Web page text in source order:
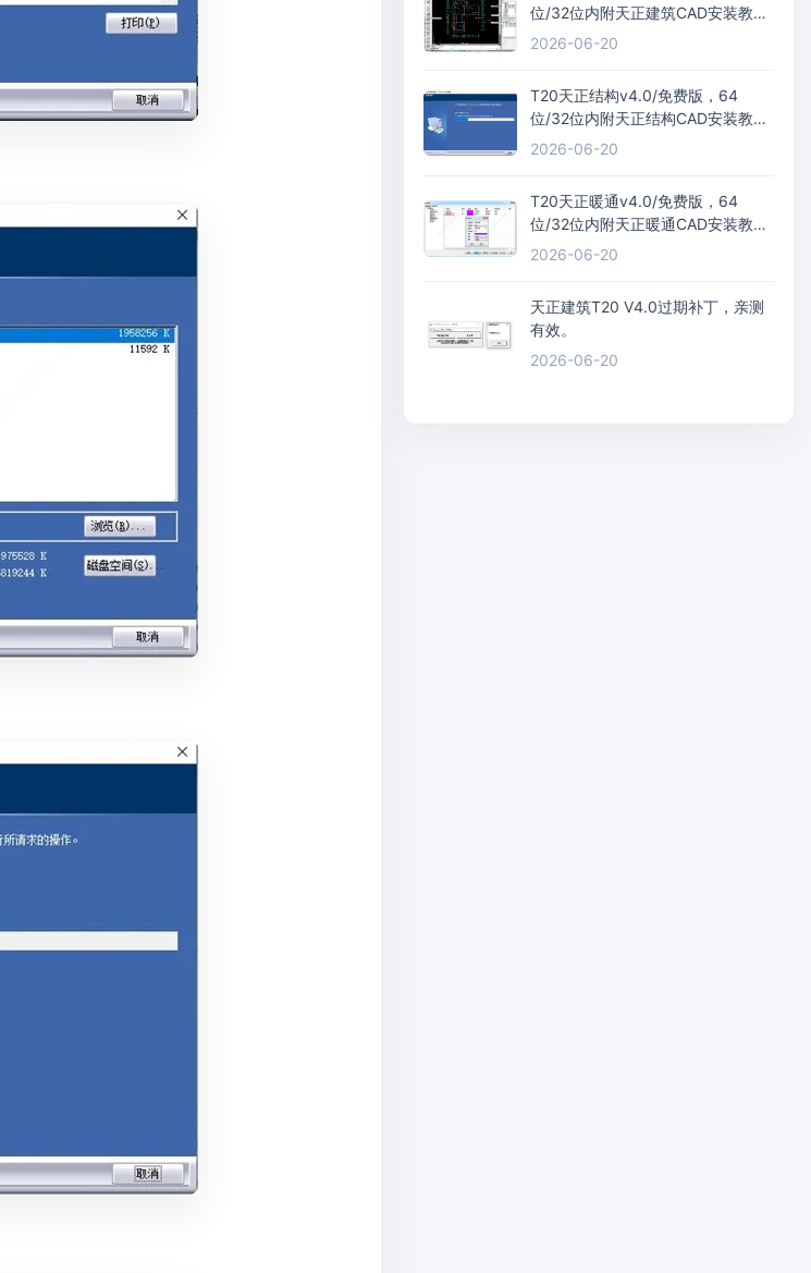
位/32位内附天正建筑CAD安装教程
+过期补丁+激活码
2026-06-20
T20天正结构v4.0/免费版，64
位/32位内附天正结构CAD安装教程
+过期补丁+激活码
2026-06-20
T20天正暖通v4.0/免费版，64
位/32位内附天正暖通CAD安装教程
+过期补丁+激活码
2026-06-20
天正建筑T20 V4.0过期补丁，亲测
有效。
2026-06-20